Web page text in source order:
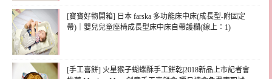
[寶寶好物開箱] 日本 farska 多功能床中床(成長型-附固定
帶)｜嬰兒兒童座椅成長型床中床自帶護欄(線上：1)
[手工喜餅] 火星猴子蝴蝶酥手工餅乾|2018新品上市記者會